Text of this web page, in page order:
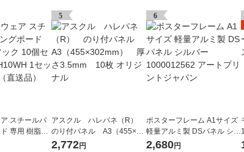
スチールパ
専用 樹脂フ
WJ-PH10W
5
アスクル ハレパネ（R）
のり付パネル A3（455×30
2mm） 厚さ3.5mm 10枚
2,772円
6
ポスターフレーム A1サイズ
軽量アルミ製 DSパネル シル
バー 1000012562 アートプ
2,680円